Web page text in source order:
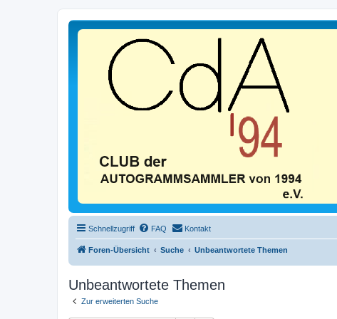
Schnellzugriff FAQ Kontakt
Foren-Übersicht Suche Unbeantwortete Themen
Unbeantwortete Themen
Zur erweiterten Suche